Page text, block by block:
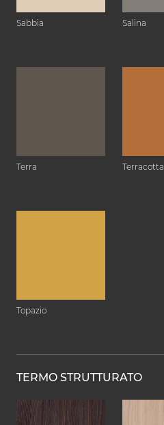
Sabbia Salina
Terra Terracotta
Topazio
TERMO STRUTTURATO